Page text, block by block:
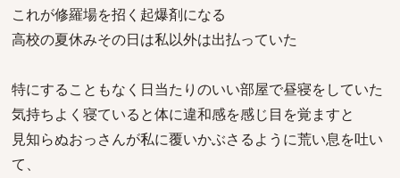
これが修羅場を招く起爆剤になる
高校の夏休みその日は私以外は出払っていた
特にすることもなく日当たりのいい部屋で昼寝をしていた
気持ちよく寝ていると体に違和感を感じ目を覚ますと
見知らぬおっさんが私に覆いかぶさるように荒い息を吐い
て、